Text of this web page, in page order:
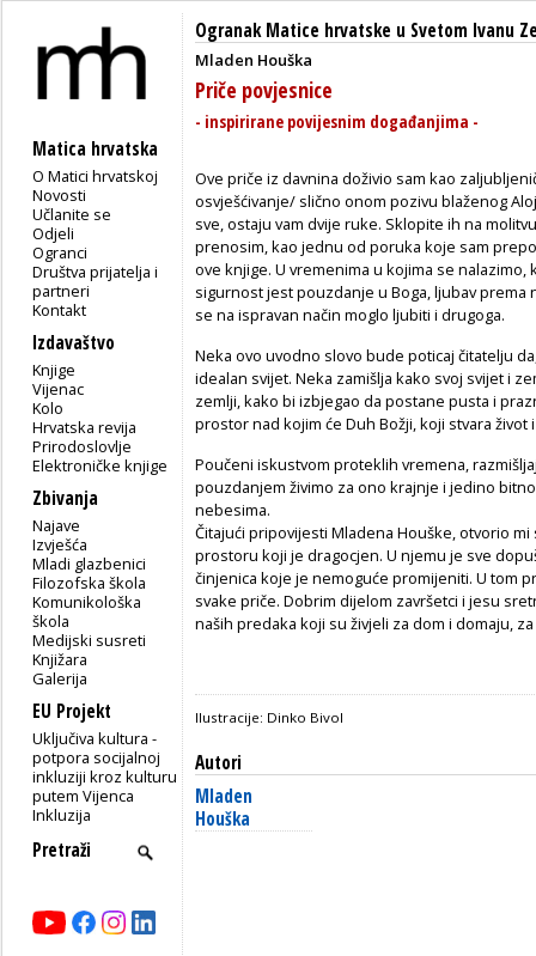
Matica hrvatska
O Matici hrvatskoj
Novosti
Učlanite se
Odjeli
Ogranci
Društva prijatelja i
partneri
Kontakt
Izdavaštvo
Knjige
Vijenac
Kolo
Hrvatska revija
Prirodoslovlje
Elektroničke knjige
Zbivanja
Najave
Izvješća
Mladi glazbenici
Filozofska škola
Komunikološka
škola
Medijski susreti
Knjižara
Galerija
EU Projekt
Uključiva kultura -
potpora socijalnoj
inkluziji kroz kulturu
putem Vijenca
Inkluzija
Ogranak Matice hrvatske u Svetom Ivanu
Mladen Houška
Priče povjesnice
- inspirirane povijesnim događanjima -
Ove priče iz davnina doživio sam kao
osvješćivanje/ slično onom pozivu blaženog
sve, ostaju vam dvije ruke. Sklopite ih na
prenosim, kao jednu od poruka koje sam
ove knjige. U vremenima u kojima se
sigurnost jest pouzdanje u Boga, ljubav prema
se na ispravan način moglo ljubiti i drugoga.
Neka ovo uvodno slovo bude poticaj čitatelju
idealan svijet. Neka zamišlja kako svoj svijet i
zemlji, kako bi izbjegao da postane pusta i
prostor nad kojim će Duh Božji, koji stvara
Poučeni iskustvom proteklih vremena,
pouzdanjem živimo za ono krajnje i jedino
nebesima.
Čitajući pripovijesti Mladena Houške, otvorio
prostoru koji je dragocjen. U njemu je sve
činjenica koje je nemoguće promijeniti. U tom
svake priče. Dobrim dijelom završetci i jesu
naših predaka koji su živjeli za dom i domaju,
Ilustracije: Dinko Bivol
Autori
Mladen
Houška